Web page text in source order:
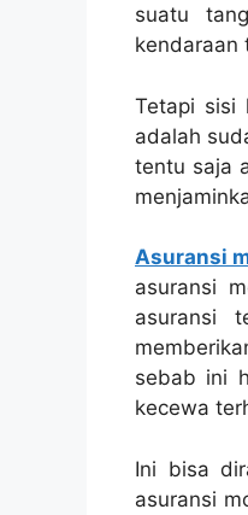
suatu
kendaraan
Tetapi sisi
adalah
tentu saja
Asuransi
asuransi
asuransi
sebab ini
kecewa
Ini bisa
asuransi